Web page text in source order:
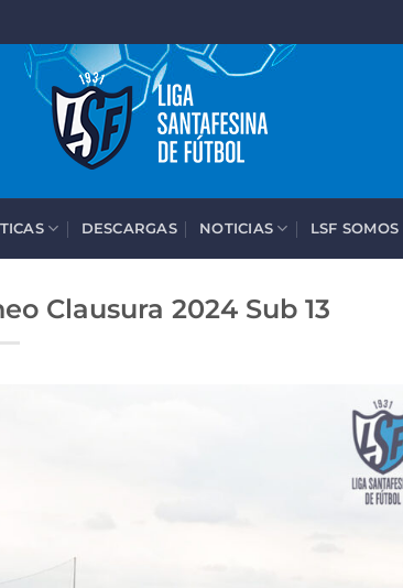
DESCARGAS NOTICIAS LSF
Clausura 2024 Sub 13